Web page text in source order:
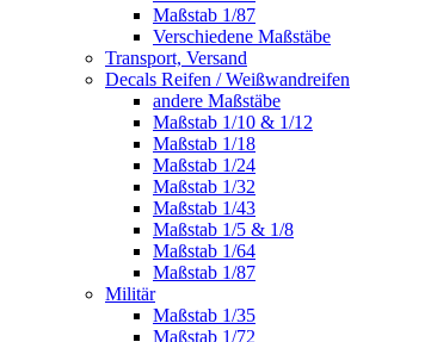
Maßstab 1/87
Verschiedene Maßstäbe
Transport, Versand
Decals Reifen / Weißwandreifen
andere Maßstäbe
Maßstab 1/10 & 1/12
Maßstab 1/18
Maßstab 1/24
Maßstab 1/32
Maßstab 1/43
Maßstab 1/5 & 1/8
Maßstab 1/64
Maßstab 1/87
Militär
Maßstab 1/35
Maßstab 1/72